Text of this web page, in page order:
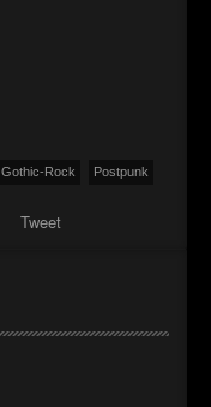
Gothic-Rock Postpunk
Tweet